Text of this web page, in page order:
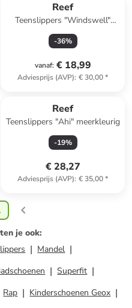
Reef
Teenslippers "Windswell"
blauw
-36%
vanaf: € 18,99
Adviesprijs (AVP): € 30,00*
Reef
Teenslippers "Ahi" meerkleurig
-19%
€ 28,27
Adviesprijs (AVP): € 35,00*
je ook:
Mandel
Superfit
Rap
Kinderschoenen Geox